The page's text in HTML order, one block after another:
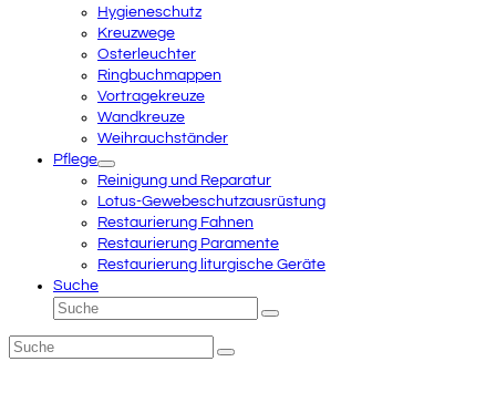
Hygieneschutz
Kreuzwege
Osterleuchter
Ringbuchmappen
Vortragekreuze
Wandkreuze
Weihrauchständer
Pflege
Reinigung und Reparatur
Lotus-Gewebeschutzausrüstung
Restaurierung Fahnen
Restaurierung Paramente
Restaurierung liturgische Geräte
Suche
Suche
Senden
Suche
Senden